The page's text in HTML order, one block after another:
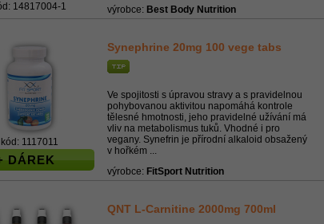
14817004-1
výrobce: Best Body Nutrition
kód: 1117011
DÁREK
Synephrine 20mg 100 vege tabs
Ve spojitosti s úpravou stravy a s pravidelnou
pohybovanou aktivitou napomáhá kontrole
tělesné hmotnosti, jeho pravidelné užívání má
vliv na metabolismus tuků. Vhodné i pro
vegany. Synefrin je přírodní alkaloid obsažený
v hořkém ...
výrobce: FitSport Nutrition
QNT L-Carnitine 2000mg 700ml